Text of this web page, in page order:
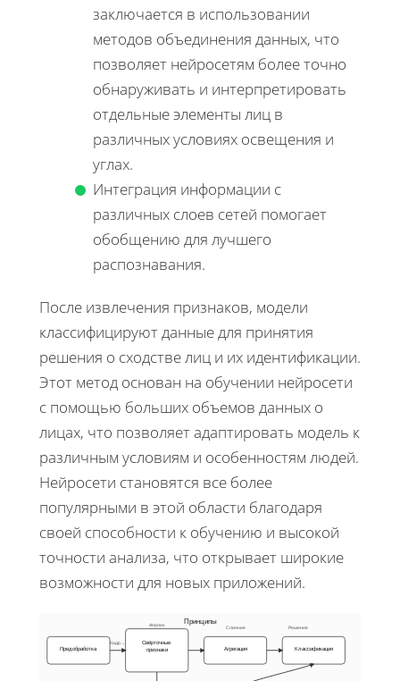
заключается в использовании
методов объединения данных, что
позволяет нейросетям более точно
обнаруживать и интерпретировать
отдельные элементы лиц в
различных условиях освещения и
углах.
Интеграция информации с
различных слоев сетей помогает
обобщению для лучшего
распознавания.
После извлечения признаков, модели
классифицируют данные для принятия
решения о сходстве лиц и их идентификации.
Этот метод основан на обучении нейросети
с помощью больших объемов данных о
лицах, что позволяет адаптировать модель к
различным условиям и особенностям людей.
Нейросети становятся все более
популярными в этой области благодаря
своей способности к обучению и высокой
точности анализа, что открывает широкие
возможности для новых приложений.
Принципы
Предобработка
Свёрточные
признаки
Агрегация Классификация
Кадр→
Анализ Слияние Решение